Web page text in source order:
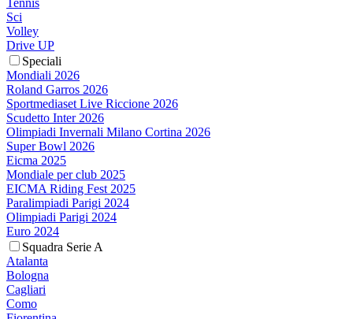
Tennis
Sci
Volley
Drive UP
Speciali
Mondiali 2026
Roland Garros 2026
Sportmediaset Live Riccione 2026
Scudetto Inter 2026
Olimpiadi Invernali Milano Cortina 2026
Super Bowl 2026
Eicma 2025
Mondiale per club 2025
EICMA Riding Fest 2025
Paralimpiadi Parigi 2024
Olimpiadi Parigi 2024
Euro 2024
Squadra Serie A
Atalanta
Bologna
Cagliari
Como